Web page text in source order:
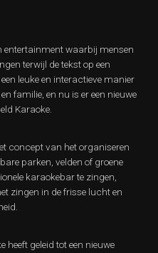
entertainment waarbij mensen
terwijl de tekst op een
leuke en interactieve manier
familie, en nu is er een nieuwe
Karaoke.
concept van het organiseren
parken, velden of groene
karaokebar te zingen,
zingen in de frisse lucht en
heeft geleid tot een nieuwe